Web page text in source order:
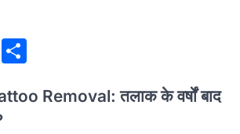
Twitter
Removal: तलाक के वर्षों बाद